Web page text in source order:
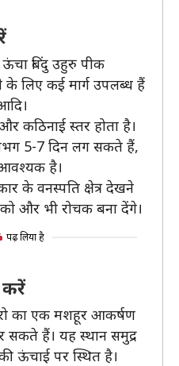
बिंदु उहुरु पीक
लिए कई मार्ग उपलब्ध हैं
कठिनाई स्तर होता है।
5-7 दिन लग सकते हैं,
है।
के वनस्पति क्षेत्र देखने
और भी रोचक बना देंगे।
पढ़ लिया है
करें
का एक मशहूर आकर्षण
हैं। यह स्थान समुद्र
ऊंचाई पर स्थित है।